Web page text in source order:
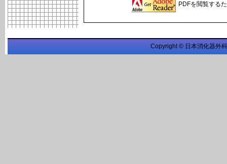
PDFを閲覧する
Copyright © 日本消化器外